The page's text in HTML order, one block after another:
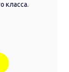
класса.